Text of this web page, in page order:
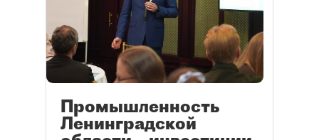
Промышленность
Ленинградской